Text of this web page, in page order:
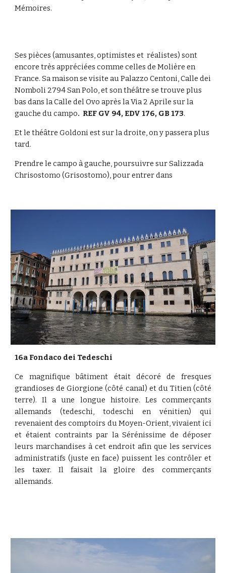
Mémoires.
Ses pièces (amusantes, optimistes et  réalistes) sont
encore très appréciées comme celles de Molière en
France. Sa maison se visite au Palazzo Centoni, Calle dei
Nomboli 2794 San Polo, et son théâtre se trouve plus
bas dans la Calle del Ovo après la Via 2 Aprile sur la
gauche du campo.  REF GV 94, EDV 176, GB 173.
Et le théâtre Goldoni est sur la droite, on y passera plus
tard.
Prendre le campo à gauche, poursuivre sur Salizzada
Chrisostomo (Grisostomo), pour entrer dans
16a Fondaco dei Tedeschi
Ce magnifique bâtiment était décoré de fresques
grandioses de Giorgione (côté canal) et du Titien (côté
terre). Il a une longue histoire. Les commerçants
allemands (tedeschi, todeschi en vénitien) qui
revenaient des comptoirs du Moyen-Orient, vivaient ici
et étaient contraints par la Sérénissime de déposer
leurs marchandises à cet endroit afin que les services
administratifs (juste en face) puissent les contrôler et
les taxer. Il faisait la gloire des commerçants
allemands.